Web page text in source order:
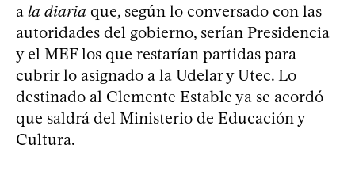
a la diaria que, según lo conversado con las
autoridades del gobierno, serían Presidencia
y el MEF los que restarían partidas para
cubrir lo asignado a la Udelar y Utec. Lo
destinado al Clemente Estable ya se acordó
que saldrá del Ministerio de Educación y
Cultura.